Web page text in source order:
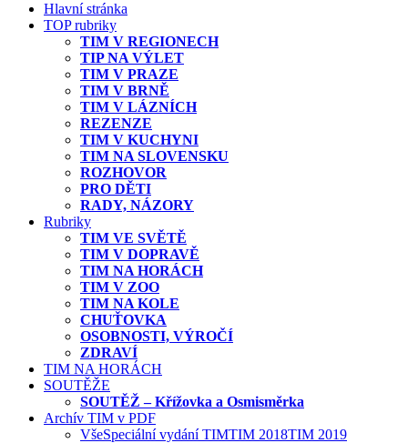
Hlavní stránka
TOP rubriky
TIM V REGIONECH
TIP NA VÝLET
TIM V PRAZE
TIM V BRNĚ
TIM V LÁZNÍCH
REZENZE
TIM V KUCHYNI
TIM NA SLOVENSKU
ROZHOVOR
PRO DĚTI
RADY, NÁZORY
Rubriky
TIM VE SVĚTĚ
TIM V DOPRAVĚ
TIM NA HORÁCH
TIM V ZOO
TIM NA KOLE
CHUŤOVKA
OSOBNOSTI, VÝROČÍ
ZDRAVÍ
TIM NA HORÁCH
SOUTĚŽE
SOUTĚŽ – Křížovka a Osmisměrka
Archív TIM v PDF
VšeSpeciální vydání TIMTIM 2018TIM 2019